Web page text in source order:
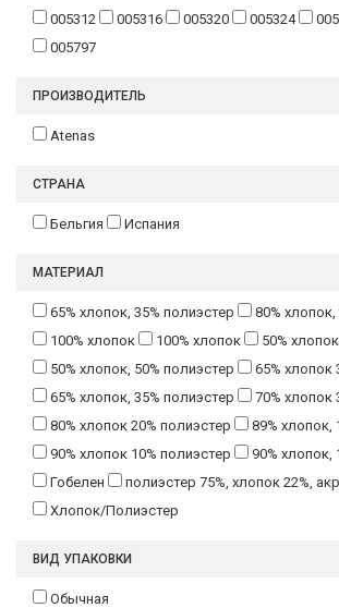
005312
005316 005320 005324
005797
ПРОИЗВОДИТЕЛЬ
Atenas
СТРАНА
Бельгия Испания
МАТЕРИАЛ
65% хлопок, 35% полиэстер
80%
100% хлопок
100% хлопок
50%
50% хлопок, 50% полиэстер
65% хлопок
65% хлопок, 35% полиэстер
70% хлопок
80% хлопок 20% полиэстер
89% хлопок,
90% хлопок 10% полиэстер
90% хлопок,
Гобелен
полиэстер 75%, хлопок 22%,
Хлопок/Полиэстер
ВИД УПАКОВКИ
Обычная